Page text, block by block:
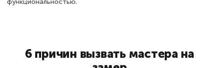
функциональностью.
6 причин вызвать мастера на